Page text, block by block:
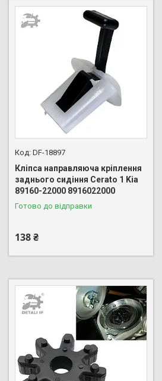
DF-18897
Кліпса направляюча кріплення
заднього сидіння Cerato 1 Kia
89160-22000 8916022000
Готово до відправки
138 ₴